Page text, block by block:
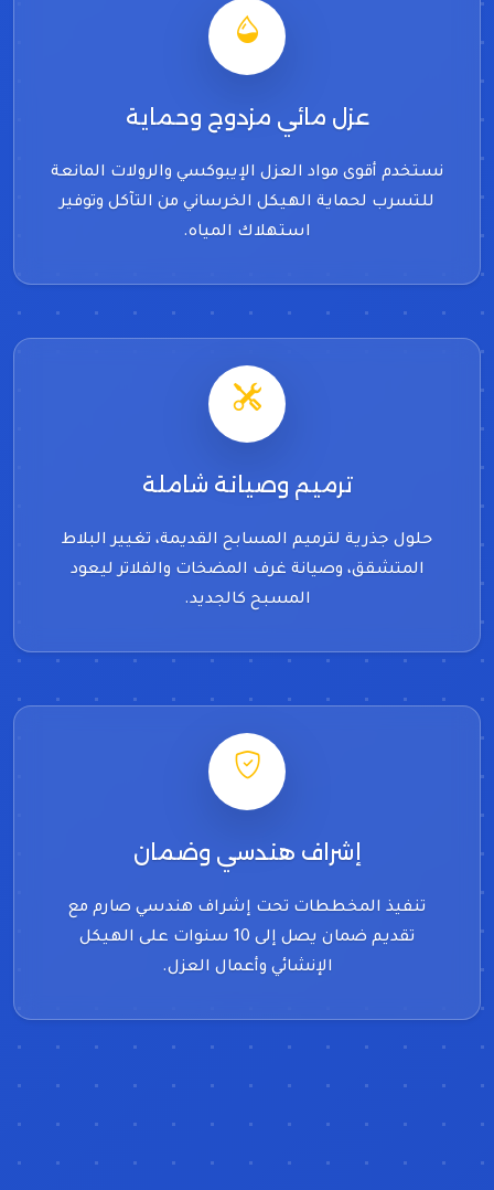
عزل مائي مزدوج وحماية
نستخدم أقوى مواد العزل الإيبوكسي والرولات المانعة
للتسرب لحماية الهيكل الخرساني من التآكل وتوفير
استهلاك المياه.
ترميم وصيانة شاملة
حلول جذرية لترميم المسابح القديمة، تغيير البلاط
المتشقق، وصيانة غرف المضخات والفلاتر ليعود
المسبح كالجديد.
إشراف هندسي وضمان
تنفيذ المخططات تحت إشراف هندسي صارم مع
تقديم ضمان يصل إلى 10 سنوات على الهيكل
الإنشائي وأعمال العزل.